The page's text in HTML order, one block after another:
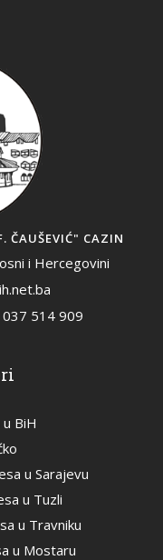
ČAUŠEVIĆ" CAZIN
i Hercegovini
514 909
BiH
u Sarajevu
u Tuzli
u Travniku
u Mostaru